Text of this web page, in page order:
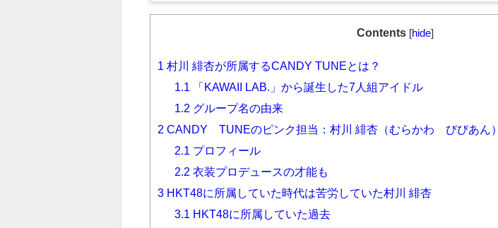
Contents [hide]
1 村川 緋杏が所属するCANDY TUNEとは？
1.1
「KAWAII LAB.」から誕生した7人組アイドル
1.2 グループ名の由来
2 CANDY TUNEのピンク担当：村川 緋杏（むらかわ びびあん）
2.1
プロフィール
2.2 衣装プロデュースの才能も
3 HKT48に所属していた時代は苦労していた村川 緋杏
3.1
HKT48に所属していた過去